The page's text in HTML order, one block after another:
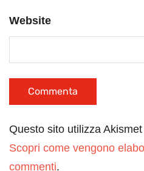
Website
Questo sito utilizza
Scopri come vengono
commenti.